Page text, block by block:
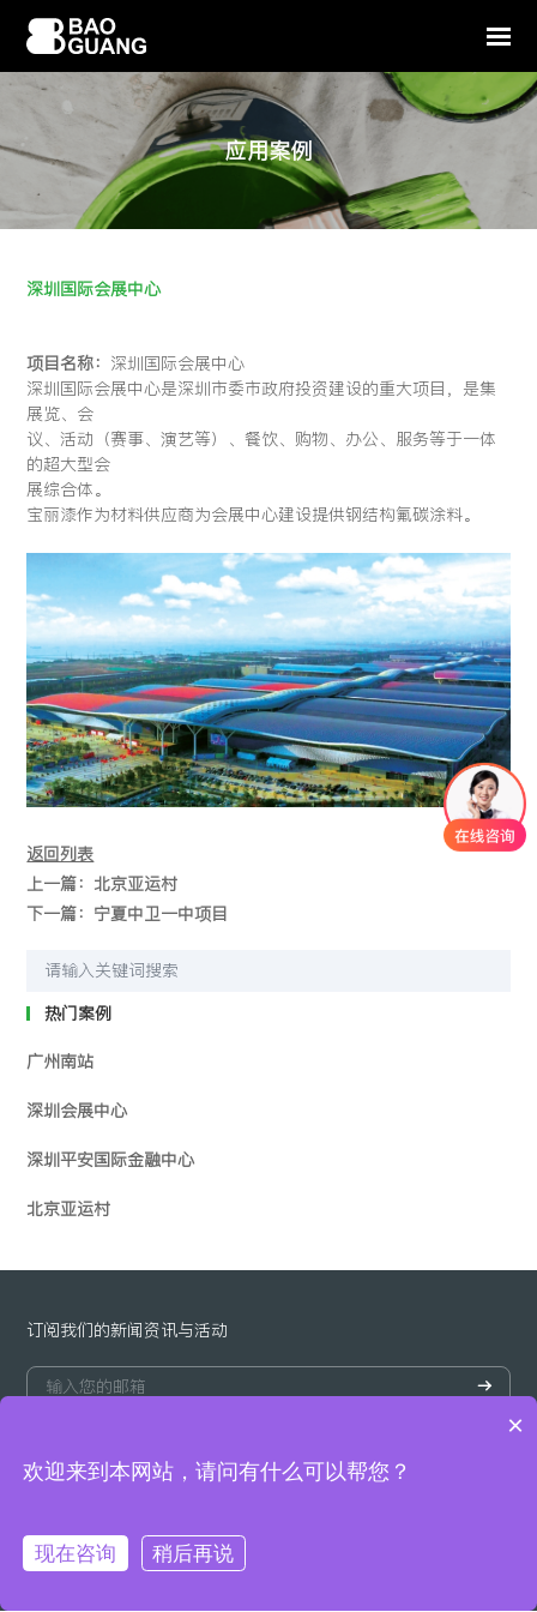
应用案例
深圳国际会展中心
项目名称： 深圳国际会展中心
深圳国际会展中心是深圳市委市政府投资建设的重大项目，是集
展览、会
议、活动（赛事、演艺等）、餐饮、购物、办公、服务等于一体
的超大型会
展综合体。
宝丽漆作为材料供应商为会展中心建设提供钢结构氟碳涂料。
返回列表
上一篇：北京亚运村
下一篇：宁夏中卫一中项目
热门案例
广州南站
深圳会展中心
深圳平安国际金融中心
北京亚运村
订阅我们的新闻资讯与活动
© Copyright 2022 宝光工业. All Right Reserved. Design By
Mfweb粤ICP备10076531号
×
欢迎来到本网站，请问有什么可以帮您？
现在咨询 稍后再说